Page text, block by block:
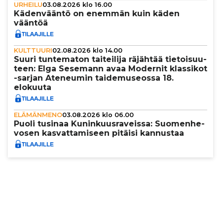
URHEILU03.08.2026 klo 16.00
Käden­vääntö on enemmän kuin käden
vääntöä
KULTTUURI02.08.2026 klo 14.00
Suuri tun­te­ma­ton tai­tei­lija räjähtää tie­toi­suu­
teen: Elga Sesemann avaa Modernit klassikot
-sarjan Ateneumin tai­de­mu­se­ossa 18.
elokuuta
ELÄMÄNMENO03.08.2026 klo 06.00
Puoli tusinaa Kunin­kuus­ra­veissa: Suo­men­he­
vo­sen kas­vat­ta­mi­seen pitäisi kannustaa